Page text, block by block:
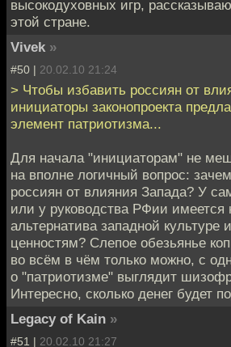
высокодуховных игр,
этой стране.
Vivek »
#50 | 20.02.10 21:24
> Чтобы избавить россиян от
инициаторы законопроекта
элемент патриотизма...
Для начала "инициаторам" не
на вполне логичный вопрос:
россиян от влияния Запада? У
или у руководства РФии имеется
альтернатива западной культуре
ценностям? Слепое обезьянье
во всём в чём только можно, с
о "патриотизме" выглядит
Интересно, сколько денег будет
Legacy of Kain »
#51 | 20.02.10 21:27